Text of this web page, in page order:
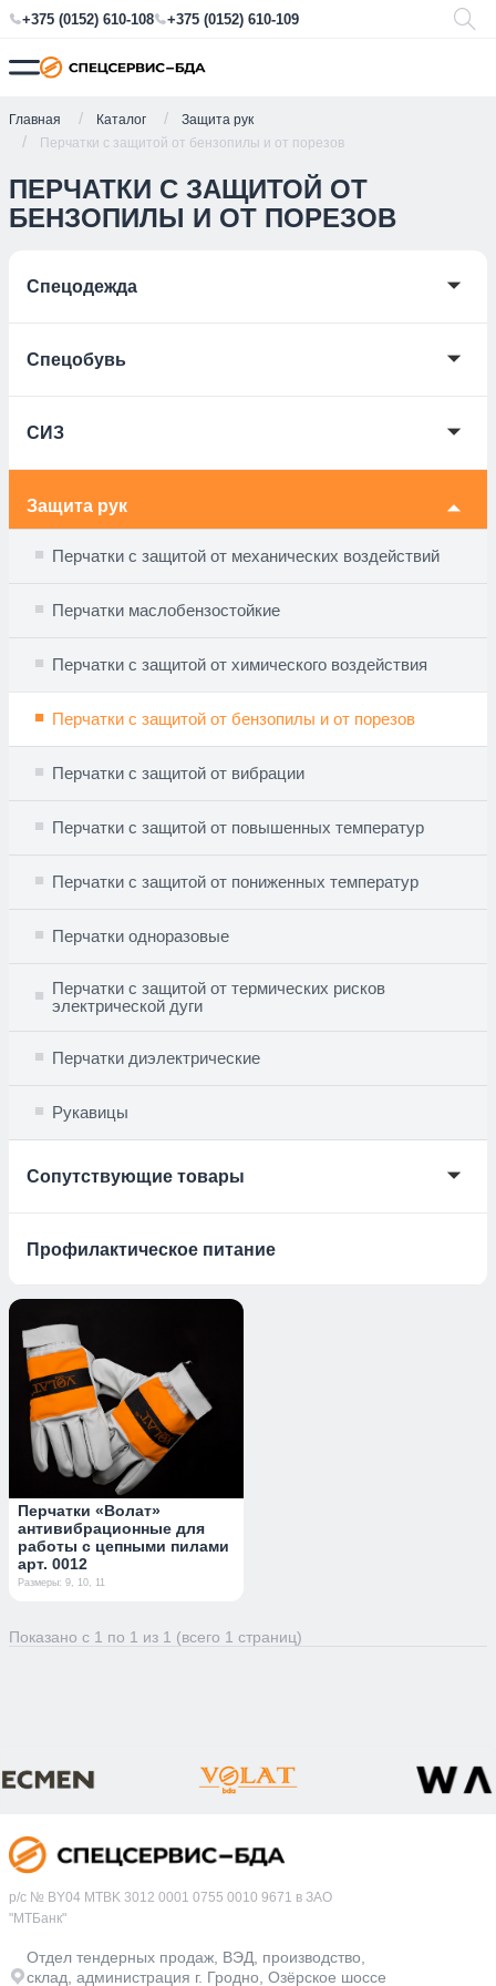
+375 (0152) 610-108 +375 (0152) 610-109
Главная Каталог
Защита рук
Перчатки с защитой от бензопилы и от порезов
ПЕРЧАТКИ С ЗАЩИТОЙ ОТ
БЕНЗОПИЛЫ И ОТ ПОРЕЗОВ
Спецодежда 🞃
Спецобувь 🞃
СИЗ 🞃
Защита рук
Перчатки с защитой от механических воздействий
Перчатки маслобензостойкие
Перчатки с защитой от химического воздействия
Перчатки с защитой от бензопилы и от порезов
Перчатки с защитой от вибрации
Перчатки с защитой от повышенных температур
Перчатки с защитой от пониженных температур
Перчатки одноразовые
Перчатки с защитой от термических рисков
электрической дуги
Перчатки диэлектрические
Рукавицы
🞃
Сопутствующие товары 🞃
Профилактическое питание
Перчатки «Волат»
антивибрационные для
работы с цепными пилами
арт. 0012
Размеры: 9, 10, 11
Показано с 1 по 1 из 1 (всего 1 страниц)
р/с № BY04 MTBK 3012 0001 0755 0010 9671 в ЗАО
"МТБанк"
Отдел тендерных продаж, ВЭД, производство,
склад, администрация г. Гродно, Озёрское шоссе